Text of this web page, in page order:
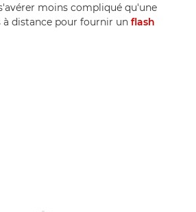
moins compliqué qu'une
à distance pour fournir un flash